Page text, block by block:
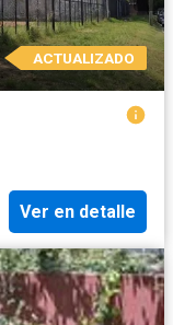
ACTUALIZADO
Ver en detalle